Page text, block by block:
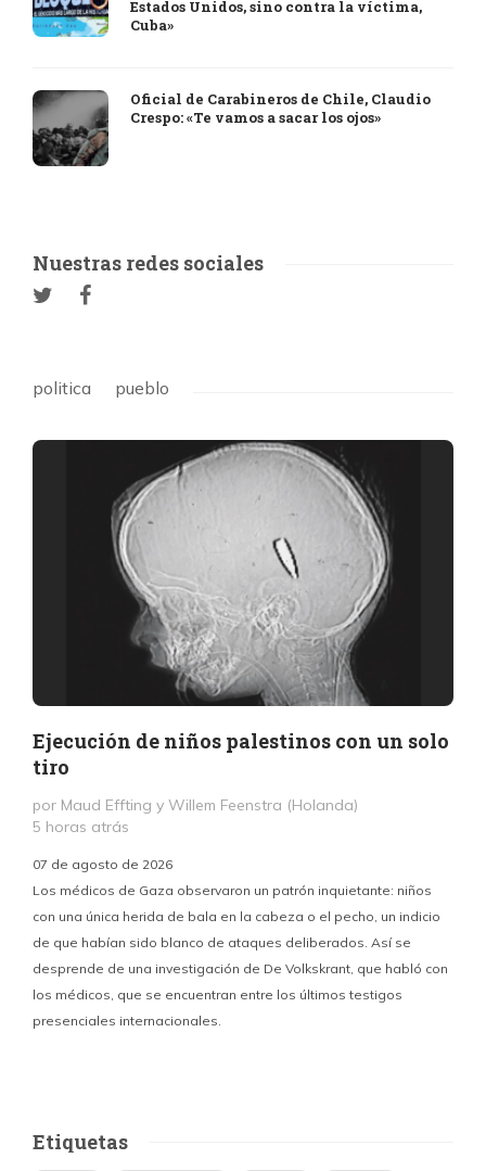
Estados Unidos, sino contra la víctima,
Cuba»
Oficial de Carabineros de Chile, Claudio
Crespo: «Te vamos a sacar los ojos»
Nuestras redes sociales
politica pueblo
Ejecución de niños palestinos con un solo
tiro
por Maud Effting y Willem Feenstra (Holanda)
5 horas atrás
07 de agosto de 2026
Los médicos de Gaza observaron un patrón inquietante: niños
con una única herida de bala en la cabeza o el pecho, un indicio
de que habían sido blanco de ataques deliberados. Así se
desprende de una investigación de De Volkskrant, que habló con
los médicos, que se encuentran entre los últimos testigos
presenciales internacionales.
Etiquetas